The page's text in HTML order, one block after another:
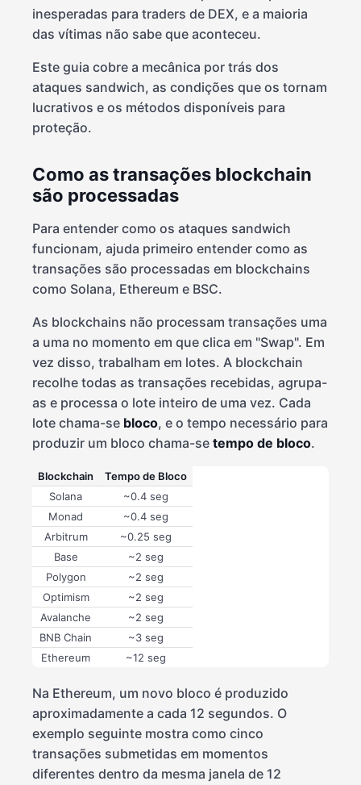
inesperadas para traders de DEX, e a maioria
das vítimas não sabe que aconteceu.
Este guia cobre a mecânica por trás dos
ataques sandwich, as condições que os tornam
lucrativos e os métodos disponíveis para
proteção.
Como as transações blockchain
são processadas
Para entender como os ataques sandwich
funcionam, ajuda primeiro entender como as
transações são processadas em blockchains
como Solana, Ethereum e BSC.
As blockchains não processam transações uma
a uma no momento em que clica em "Swap". Em
vez disso, trabalham em lotes. A blockchain
recolhe todas as transações recebidas, agrupa-
as e processa o lote inteiro de uma vez. Cada
lote chama-se bloco, e o tempo necessário para
produzir um bloco chama-se tempo de bloco.
Blockchain
Tempo de Bloco
Solana
~0.4 seg
Monad
~0.4 seg
Arbitrum
~0.25 seg
Base
~2 seg
Polygon
~2 seg
Optimism
~2 seg
Avalanche
~2 seg
BNB Chain
~3 seg
Ethereum
~12 seg
Na Ethereum, um novo bloco é produzido
aproximadamente a cada 12 segundos. O
exemplo seguinte mostra como cinco
transações submetidas em momentos
diferentes dentro da mesma janela de 12